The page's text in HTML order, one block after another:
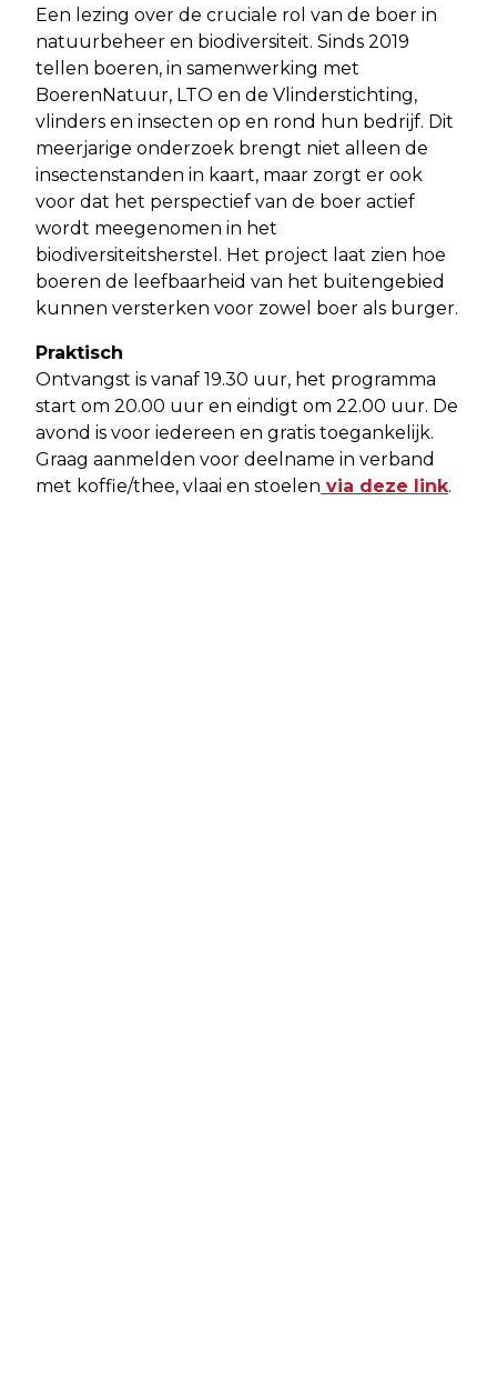
Een lezing over de cruciale rol van de boer in
natuurbeheer en biodiversiteit. Sinds 2019
tellen boeren, in samenwerking met
BoerenNatuur, LTO en de Vlinderstichting,
vlinders en insecten op en rond hun bedrijf. Dit
meerjarige onderzoek brengt niet alleen de
insectenstanden in kaart, maar zorgt er ook
voor dat het perspectief van de boer actief
wordt meegenomen in het
biodiversiteitsherstel. Het project laat zien hoe
boeren de leefbaarheid van het buitengebied
kunnen versterken voor zowel boer als burger.
Praktisch
Ontvangst is vanaf 19.30 uur, het programma
start om 20.00 uur en eindigt om 22.00 uur. De
avond is voor iedereen en gratis toegankelijk.
Graag aanmelden voor deelname in verband
met koffie/thee, vlaai en stoelen via deze link.